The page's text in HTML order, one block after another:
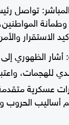
المباشر: تواصل
الاستقرار
أشار الظهوري
للهجمات،
عسكرية
أساليب